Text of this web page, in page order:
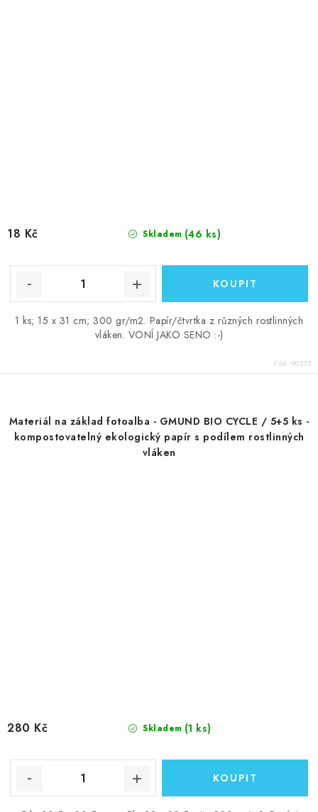
Skladem (46 ks)
18 Kč
1 ks; 15 x 31 cm; 300 gr/m2. Papír/čtvrtka z různých rostlinných
vláken. VONÍ JAKO SENO :-)
Kód: 90575
Materiál na základ fotoalba - GMUND BIO CYCLE / 5+5 ks -
kompostovatelný ekologický papír s podílem rostlinných
vláken
Skladem (1 ks)
280 Kč